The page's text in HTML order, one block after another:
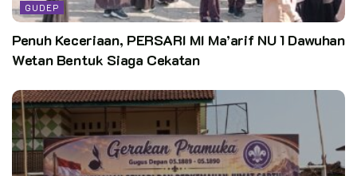
GUDEP
Penuh Keceriaan, PERSARI MI Ma’arif NU 1 Dawuhan
Wetan Bentuk Siaga Cekatan